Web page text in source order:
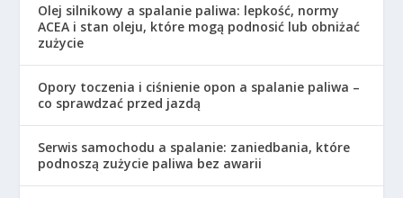
Olej silnikowy a spalanie paliwa: lepkość, normy
ACEA i stan oleju, które mogą podnosić lub obniżać
zużycie
Opory toczenia i ciśnienie opon a spalanie paliwa –
co sprawdzać przed jazdą
Serwis samochodu a spalanie: zaniedbania, które
podnoszą zużycie paliwa bez awarii